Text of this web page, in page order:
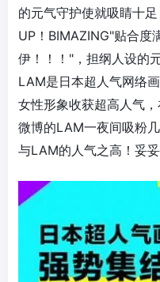
的元气守护使就吸睛十
UP！BIMAZING"贴合度
伊！！！"，担纲人设的
LAM是日本超人气网络
女性形象收获超高人气
微博的LAM一夜间吸粉
与LAM的人气之高！妥